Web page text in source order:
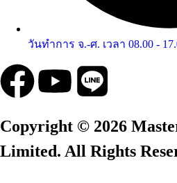
วันทำการ จ.-ศ. เวลา 08.00 -
Copyright © 2026
Limited. All Rights